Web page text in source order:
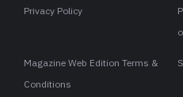
Privacy Policy
Magazine Web Edition Terms &
Conditions